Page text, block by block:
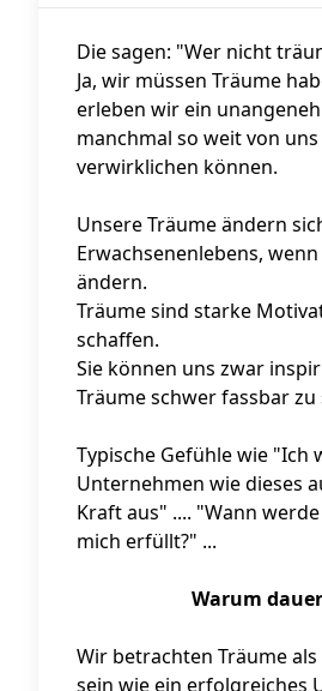
Die sagen: "Wer nicht
Ja, wir müssen Träume
erleben wir ein
manchmal so weit von
verwirklichen können.
Unsere Träume ändern
Erwachsenenlebens,
ändern.
Träume sind starke
schaffen.
Sie können uns zwar
Träume schwer fassbar
Typische Gefühle wie "Ich
Unternehmen wie dieses
Kraft aus" .... "Wann
mich erfüllt?" ...
Warum
Wir betrachten Träume
sein wie ein erfolgreiches